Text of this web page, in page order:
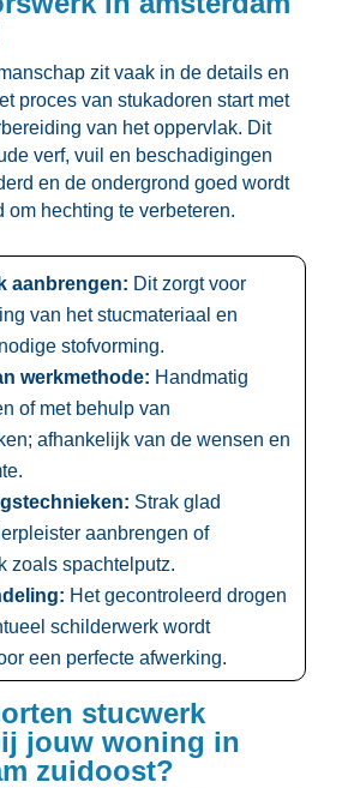
zit vaak in de details en
proces van stukadoren start met
van het oppervlak.​ Dit
verf, vuil en beschadigingen
en de ondergrond goed wordt
om hechting te verbeteren.​
aanbrengen: Dit zorgt voor
van het stucmateriaal en
stofvorming.​
werkmethode: Handmatig
of met behulp van
afhankelijk van de wensen en
Strak glad
aanbrengen of
zoals spachtelputz.​
Het gecontroleerd drogen
schilderwerk wordt
een perfecte afwerking.​
stucwerk
jouw woning in
zuidoost?